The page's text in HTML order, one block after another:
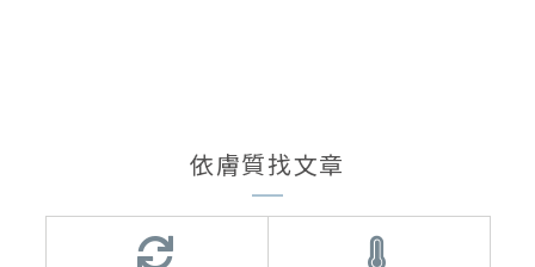
依膚質找文章